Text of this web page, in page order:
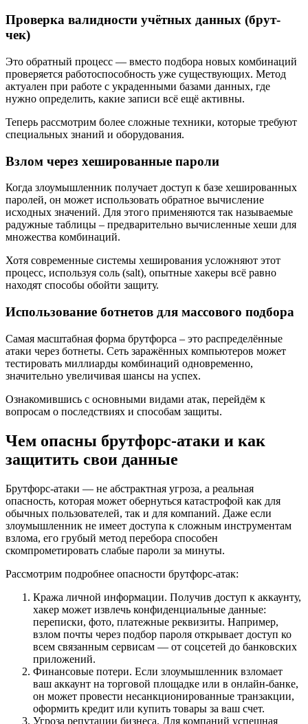
Проверка валидности учётных данных (брут-
чек)
Это обратный процесс — вместо подбора новых комбинаций
проверяется работоспособность уже существующих. Метод
актуален при работе с украденными базами данных, где
нужно определить, какие записи всё ещё активны.
Теперь рассмотрим более сложные техники, которые требуют
специальных знаний и оборудования.
Взлом через хешированные пароли
Когда злоумышленник получает доступ к базе хешированных
паролей, он может использовать обратное вычисление
исходных значений. Для этого применяются так называемые
радужные таблицы – предварительно вычисленные хеши для
множества комбинаций.
Хотя современные системы хеширования усложняют этот
процесс, используя соль (salt), опытные хакеры всё равно
находят способы обойти защиту.
Использование ботнетов для массового подбора
Самая масштабная форма брутфорса – это распределённые
атаки через ботнеты. Сеть заражённых компьютеров может
тестировать миллиарды комбинаций одновременно,
значительно увеличивая шансы на успех.
Ознакомившись с основными видами атак, перейдём к
вопросам о последствиях и способам защиты.
Чем опасны брутфорс-атаки и как
защитить свои данные
Брутфорс-атаки — не абстрактная угроза, а реальная
опасность, которая может обернуться катастрофой как для
обычных пользователей, так и для компаний. Даже если
злоумышленник не имеет доступа к сложным инструментам
взлома, его грубый метод перебора способен
скомпрометировать слабые пароли за минуты.
Рассмотрим подробнее опасности брутфорс-атак:
Кража личной информации. Получив доступ к аккаунту,
хакер может извлечь конфиденциальные данные:
переписки, фото, платежные реквизиты. Например,
взлом почты через подбор пароля открывает доступ ко
всем связанным сервисам — от соцсетей до банковских
приложений.
Финансовые потери. Если злоумышленник взломает
ваш аккаунт на торговой площадке или в онлайн-банке,
он может провести несанкционированные транзакции,
оформить кредит или купить товары за ваш счет.
Угроза репутации бизнеса. Для компаний успешная